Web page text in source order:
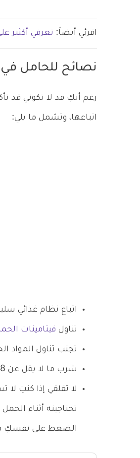
اقرئي أيضاً: تعرفي أكثير
نصائح للحامل في
اتباعها، وتشمل ما يلي:
اتباع نظام غذائي
تناول فيتامينات
تجنب تناول المواد
شرب ما لا يقل عن 8-6 أكواب من المياه يومياً.
لا تقلقي إذا كنتِ لا
الضغط على نفسكِ